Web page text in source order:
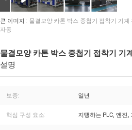
큰 이미지 : 물결모양 카톤 박스 중첩기 접착기 기계
자동
물결모양 카톤 박스 중첩기 접착기 기
설명
보증: 일년
핵심 구성 요소: 지탱하는 PLC, 엔진,